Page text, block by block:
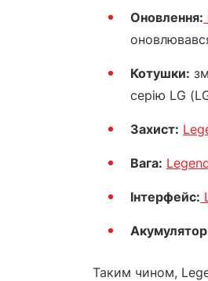
Оновлення:
Котушки:
серію LG
Захист:
Вага:
Інтерфейс:
Таким чином,